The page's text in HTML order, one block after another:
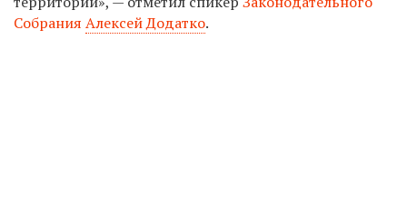
Собрания Алексей Додатко.